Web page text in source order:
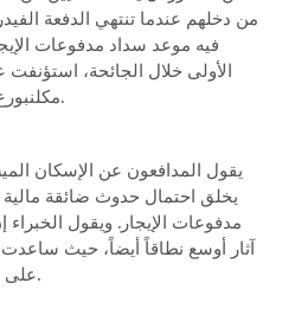
من دخلهم عندما تنتهي الدفعة
فيه موعد سداد مدفوعات
الأولى خلال الجائحة،
مكلنبورغ بعد توقف دام أربعة أشهر.
يقول المدافعون عن الإسكان
يخلق احتمال حدوث ضائقة
مدفوعات الإيجار. ويقول الخبراء
آثار أوسع نطاقاً أيضاً، حيث
على تدفق الأموال عبر الاقتصاد.